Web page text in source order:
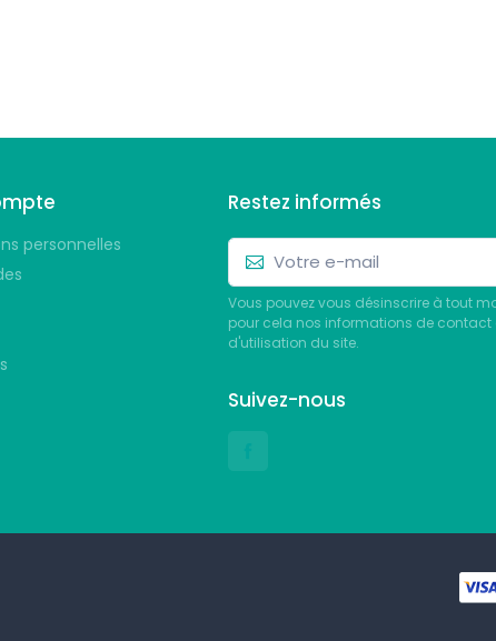
personnelles
Restez informés
Vous pouvez vous désinscrire à tout
pour cela nos informations de
d'utilisation du site.
Suivez-nous